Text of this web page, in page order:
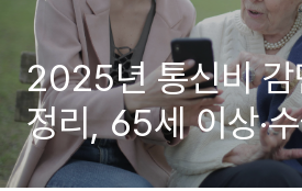
2025년 통신비 감
정리, 65세 이상·
매달 절반만 내세요